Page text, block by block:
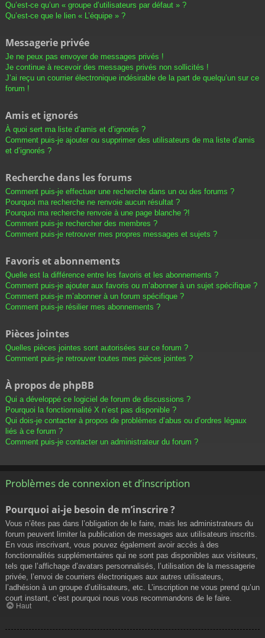
Qu’est-ce qu’un « groupe d’utilisateurs par défaut » ?
Qu’est-ce que le lien « L’équipe » ?
Messagerie privée
Je ne peux pas envoyer de messages privés !
Je continue à recevoir des messages privés non sollicités !
J’ai reçu un courrier électronique indésirable de la part de quelqu’un sur ce
forum !
Amis et ignorés
À quoi sert ma liste d’amis et d’ignorés ?
Comment puis-je ajouter ou supprimer des utilisateurs de ma liste d’amis
et d’ignorés ?
Recherche dans les forums
Comment puis-je effectuer une recherche dans un ou des forums ?
Pourquoi ma recherche ne renvoie aucun résultat ?
Pourquoi ma recherche renvoie à une page blanche ?!
Comment puis-je rechercher des membres ?
Comment puis-je retrouver mes propres messages et sujets ?
Favoris et abonnements
Quelle est la différence entre les favoris et les abonnements ?
Comment puis-je ajouter aux favoris ou m’abonner à un sujet spécifique ?
Comment puis-je m’abonner à un forum spécifique ?
Comment puis-je résilier mes abonnements ?
Pièces jointes
Quelles pièces jointes sont autorisées sur ce forum ?
Comment puis-je retrouver toutes mes pièces jointes ?
À propos de phpBB
Qui a développé ce logiciel de forum de discussions ?
Pourquoi la fonctionnalité X n’est pas disponible ?
Qui dois-je contacter à propos de problèmes d’abus ou d’ordres légaux
liés à ce forum ?
Comment puis-je contacter un administrateur du forum ?
Problèmes de connexion et d’inscription
Pourquoi ai-je besoin de m’inscrire ?
Vous n’êtes pas dans l’obligation de le faire, mais les administrateurs du
forum peuvent limiter la publication de messages aux utilisateurs inscrits.
En vous inscrivant, vous pouvez également avoir accès à des
fonctionnalités supplémentaires qui ne sont pas disponibles aux visiteurs,
tels que l’affichage d’avatars personnalisés, l’utilisation de la messagerie
privée, l’envoi de courriers électroniques aux autres utilisateurs,
l’adhésion à un groupe d’utilisateurs, etc. L’inscription ne vous prend qu’un
court instant, c’est pourquoi nous vous recommandons de le faire.
Haut